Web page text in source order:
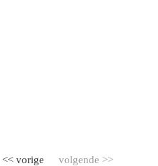
volgende >>
<< vorige